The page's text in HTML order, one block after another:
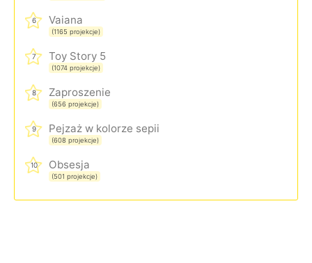
6 Vaiana
(1165 projekcje)
7 Toy Story 5
(1074 projekcje)
8 Zaproszenie
(656 projekcje)
9 Pejzaż w kolorze sepii
(608 projekcje)
10 Obsesja
(501 projekcje)